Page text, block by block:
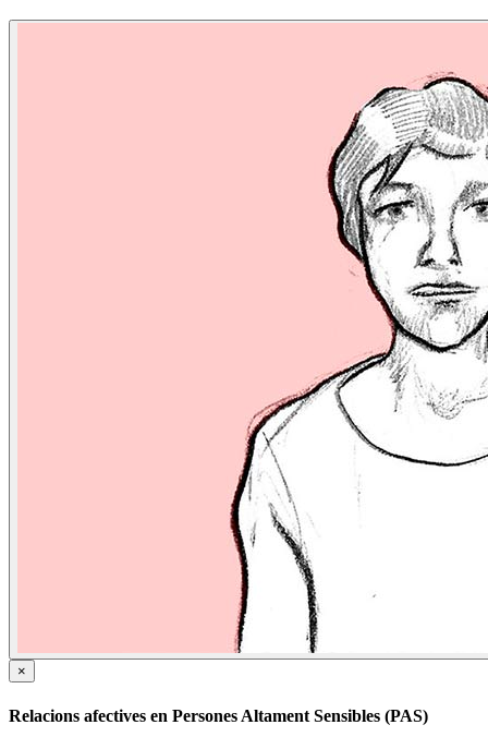
×
Relacions afectives en Persones Altament Sensibles (PAS)